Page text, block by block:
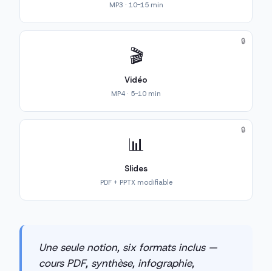
MP3 · 10-15 min
🎬
Vidéo
MP4 · 5-10 min
🔒
📊
Slides
PDF + PPTX modifiable
🔒
Une seule notion, six formats inclus —
cours PDF, synthèse, infographie,